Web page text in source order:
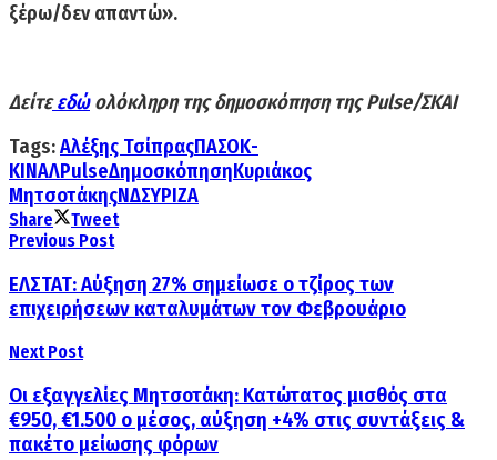
ξέρω/δεν απαντώ».
Δείτεεδώολόκληρη της δημοσκόπηση της Pulse/ΣΚΑΙ
Tags:Αλέξης ΤσίπραςΠΑΣΟΚ-
ΚΙΝΑΛPulseΔημοσκόπησηΚυριάκος
ΜητσοτάκηςΝΔΣΥΡΙΖΑ
Share
Tweet
Previous Post
EΛΣΤΑΤ: Αύξηση 27% σημείωσε ο τζίρος των
επιχειρήσεων καταλυμάτων τον Φεβρουάριο
Next Post
Οι εξαγγελίες Μητσοτάκη: Κατώτατος μισθός στα
€950, €1.500 ο μέσος, αύξηση +4% στις συντάξεις &
πακέτο μείωσης φόρων